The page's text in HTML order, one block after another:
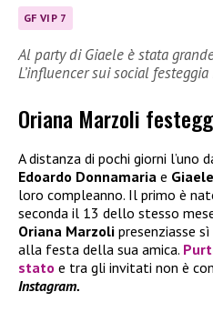
GF VIP 7
Al party di Giaele è stata
L’influencer sui social
Oriana Marzoli
A distanza di pochi giorni l’uno
Edoardo Donnamaria e
loro compleanno. Il primo è
seconda il 13 dello stesso
Oriana Marzoli presenziasse
alla festa della sua amica.
stato e tra gli invitati non è
Instagram.